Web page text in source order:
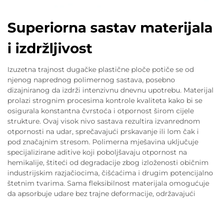
Superiorna sastav materijala
i izdržljivost
Izuzetna trajnost dugačke plastične ploče potiče se od
njenog naprednog polimernog sastava, posebno
dizajniranog da izdrži intenzivnu dnevnu upotrebu. Materijal
prolazi strognim procesima kontrole kvaliteta kako bi se
osigurala konstantna čvrstoća i otpornost širom cijele
strukture. Ovaj visok nivo sastava rezultira izvanrednom
otpornosti na udar, sprečavajući prskavanje ili lom čak i
pod značajnim stresom. Polimerna mješavina uključuje
specijalizirane aditive koji poboljšavaju otpornost na
hemikalije, štiteći od degradacije zbog izloženosti običnim
industrijskim razjačiocima, čišćaćima i drugim potencijalno
štetnim tvarima. Sama fleksibilnost materijala omogućuje
da apsorbuje udare bez trajne deformacije, održavajući